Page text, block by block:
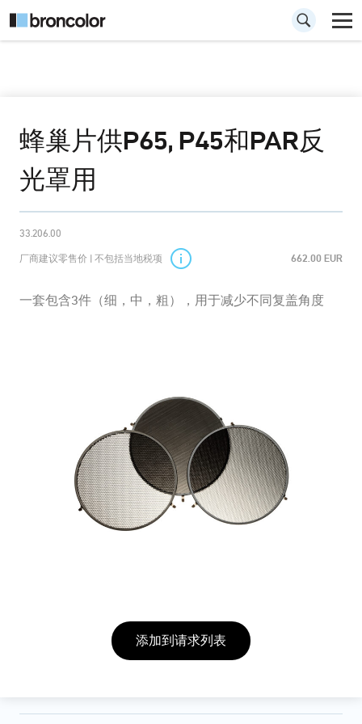
蜂巢片供P65, P45和PAR反
光罩用
33.206.00
厂商建议零售价 | 不包括当地税项 662.00 EUR
一套包含3件（细，中，粗），用于减少不同复盖角度
添加到请求列表